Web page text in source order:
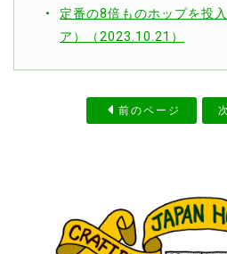
定番の8倍ものホップを投
ア）（2023.10.21）
前のページ